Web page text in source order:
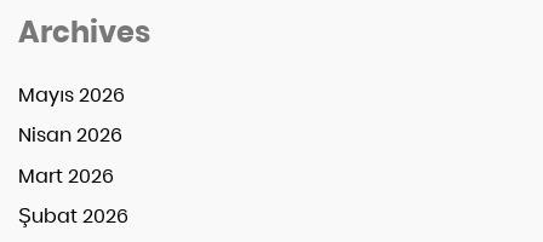
Archives
Mayıs 2026
Nisan 2026
Mart 2026
Şubat 2026